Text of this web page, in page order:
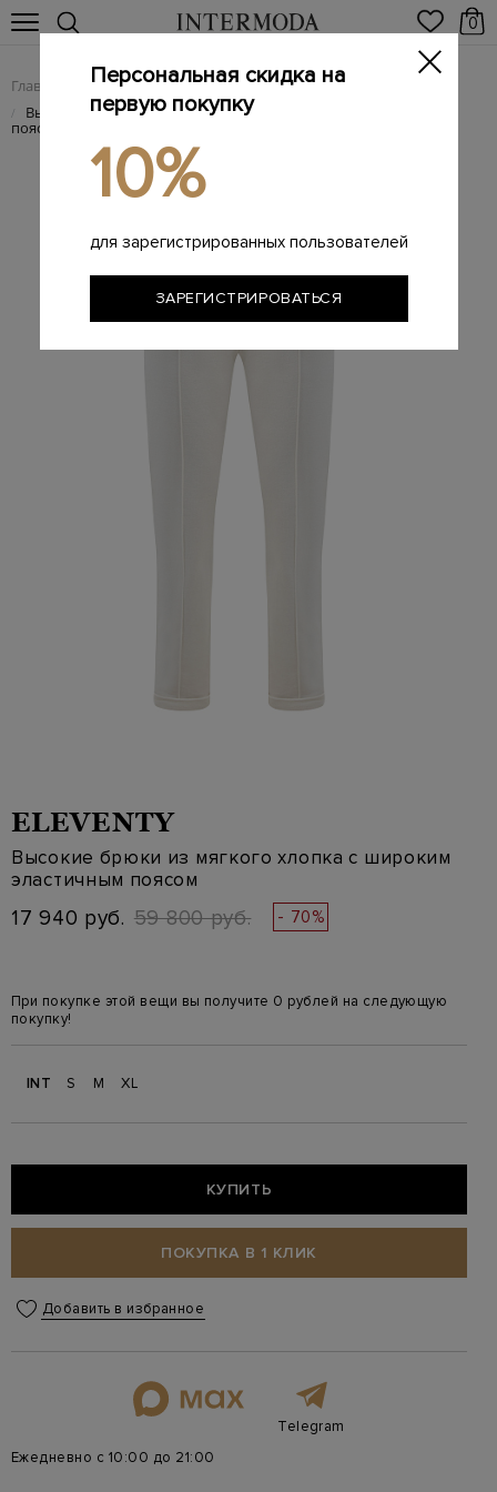
0
Главная Женщинам / Женская одежда / Женские брюки
/ Высокие брюки из мягкого хлопка с широким эластичным
поясом
ELEVENTY
Высокие брюки из мягкого хлопка с широким
эластичным поясом
17 940 руб. 59 800 руб. - 70%
При покупке этой вещи вы получите 0 рублей на следующую
покупку!
INT S M XL
КУПИТЬ
ПОКУПКА В 1 КЛИК
Добавить в избранное
Telegram
Ежедневно с 10:00 до 21:00
Персональная скидка на
первую покупку
10%
для зарегистрированных пользователей
ЗАРЕГИСТРИРОВАТЬСЯ